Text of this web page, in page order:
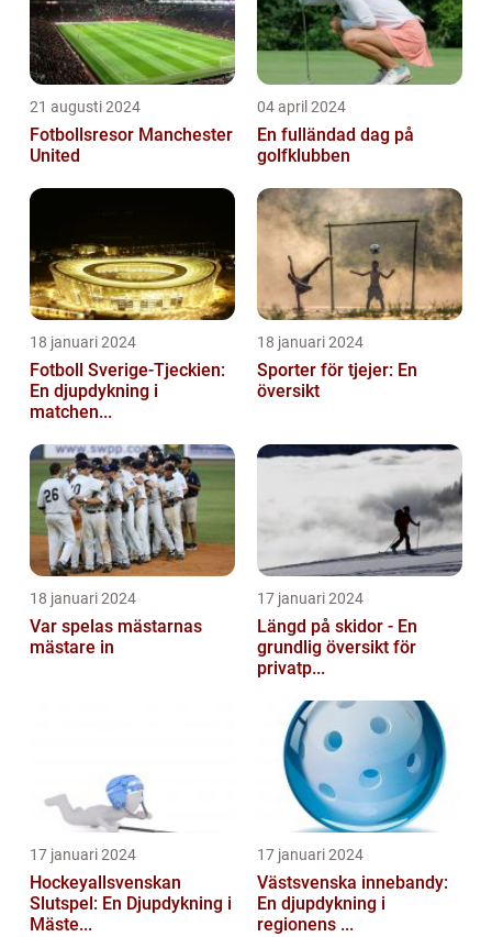
21 augusti 2024
Fotbollsresor Manchester
United
04 april 2024
En fulländad dag på
golfklubben
18 januari 2024
Fotboll Sverige-Tjeckien:
En djupdykning i
matchen...
18 januari 2024
Sporter för tjejer: En
översikt
18 januari 2024
Var spelas mästarnas
mästare in
17 januari 2024
Längd på skidor - En
grundlig översikt för
privatp...
17 januari 2024
Hockeyallsvenskan
Slutspel: En Djupdykning i
Mäste...
17 januari 2024
Västsvenska innebandy:
En djupdykning i
regionens ...